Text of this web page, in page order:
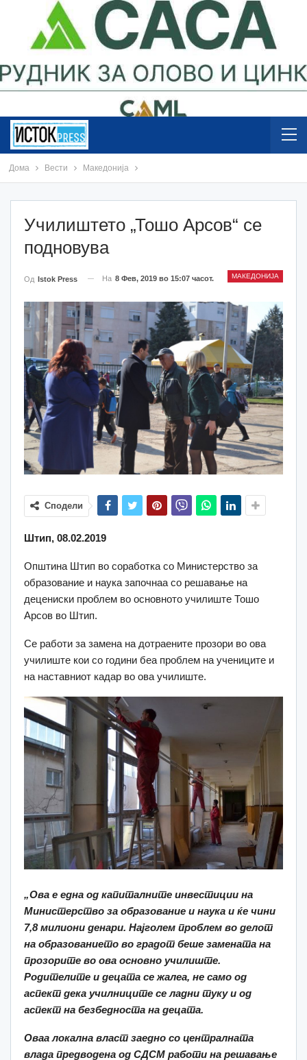
Дома Вести Македонија
Училиштето „Тошо Арсов“ се
подновува
МАКЕДОНИЈА
Од Istok Press На 8 Фев, 2019 во 15:07 часот.
Сподели
Штип, 08.02.2019
Општина Штип во соработка со Министерство за
образование и наука започнаа со решавање на
децениски проблем во основното училиште Тошо
Арсов во Штип.
Се работи за замена на дотраените прозори во ова
училиште кои со години беа проблем на учениците и
на наставниот кадар во ова училиште.
„Ова е една од капиталните инвестиции на
Министерство за образование и наука и ќе чини
7,8 милиони денари. Најголем проблем во делот
на образованието во градот беше замената на
прозорите во ова основно училиште.
Родителите и децата се жалеа, не само од
аспект дека училниците се ладни туку и од
аспект на безбедноста на децата.
Оваа локална власт заедно со централната
влада предводена од СДСМ работи на решавање